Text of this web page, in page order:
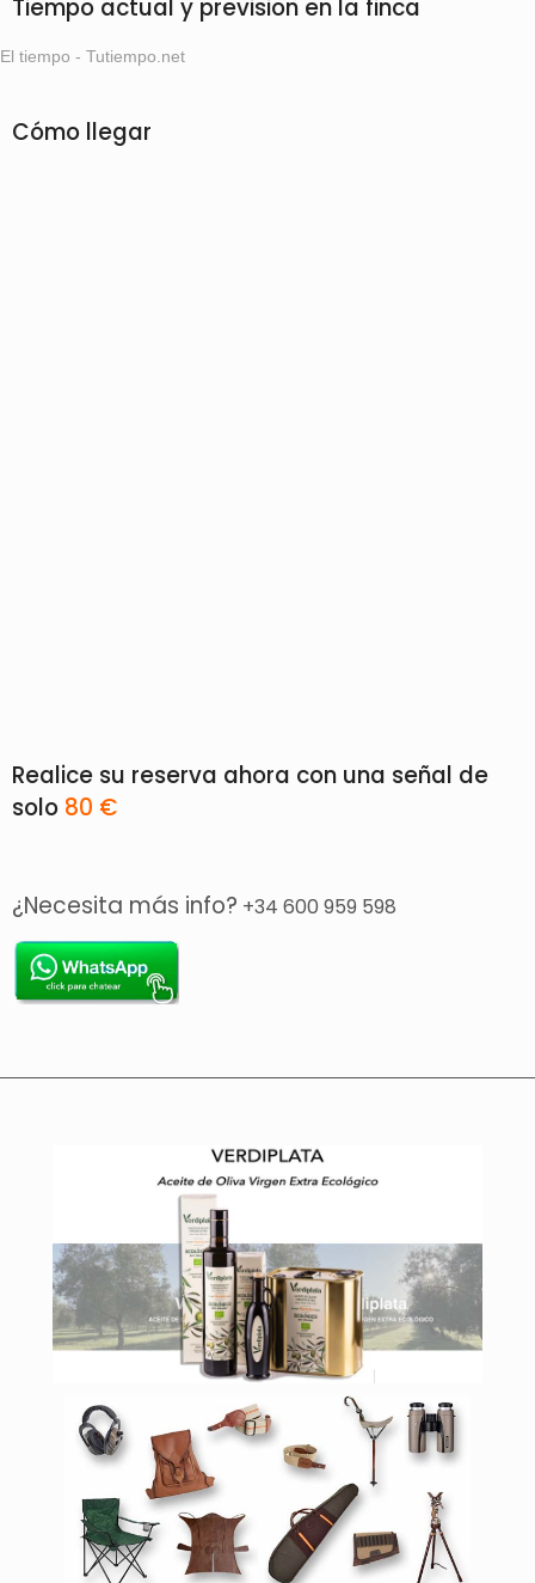
Tiempo actual y prevision en la finca
El tiempo - Tutiempo.net
Cómo llegar
Realice su reserva ahora con una señal de
solo 80 €
¿Necesita más info? +34 600 959 598